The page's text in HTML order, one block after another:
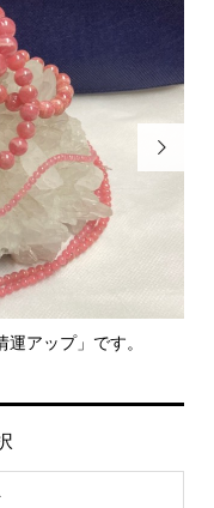
アップ」です。
